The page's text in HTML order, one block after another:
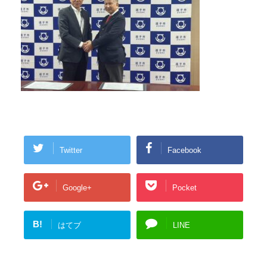
Twitter Facebook
Google+ Pocket
B! はてブ LINE